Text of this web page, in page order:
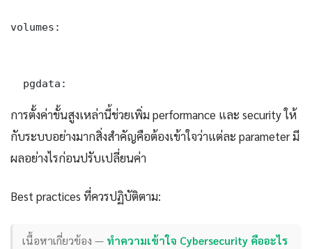
volumes:
  pgdata:
การตั้งค่าขั้นสูงเหล่านี้ช่วยเพิ่ม performance และ security ให้
กับระบบอย่างมากสิ่งสำคัญคือต้องเข้าใจว่าแต่ละ parameter มี
ผลอย่างไรก่อนปรับเปลี่ยนค่า
Best practices ที่ควรปฏิบัติตาม:
เนื้อหาเกี่ยวข้อง — ทำความเข้าใจ Cybersecurity คืออะไร